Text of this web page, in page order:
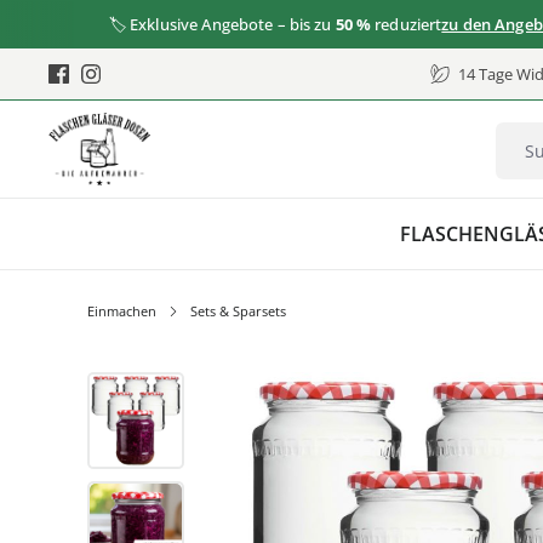
🏷️ Exklusive Angebote – bis zu 50 % reduziertzu den Angeboten
14 Tage
FLASCHEN
Einmachen Sets & Sparsets
Bildergalerie überspringen